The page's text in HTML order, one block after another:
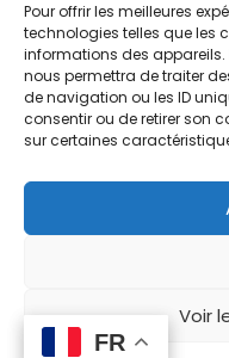
Pour offrir les meilleures
technologies telles que les
informations des
nous permettra de traiter
de navigation ou les ID
consentir ou de retirer son
sur certaines
Voir
Mon compte
Panier
Conditions générales
La marque Hop & Down
Plan du site
FR
FR